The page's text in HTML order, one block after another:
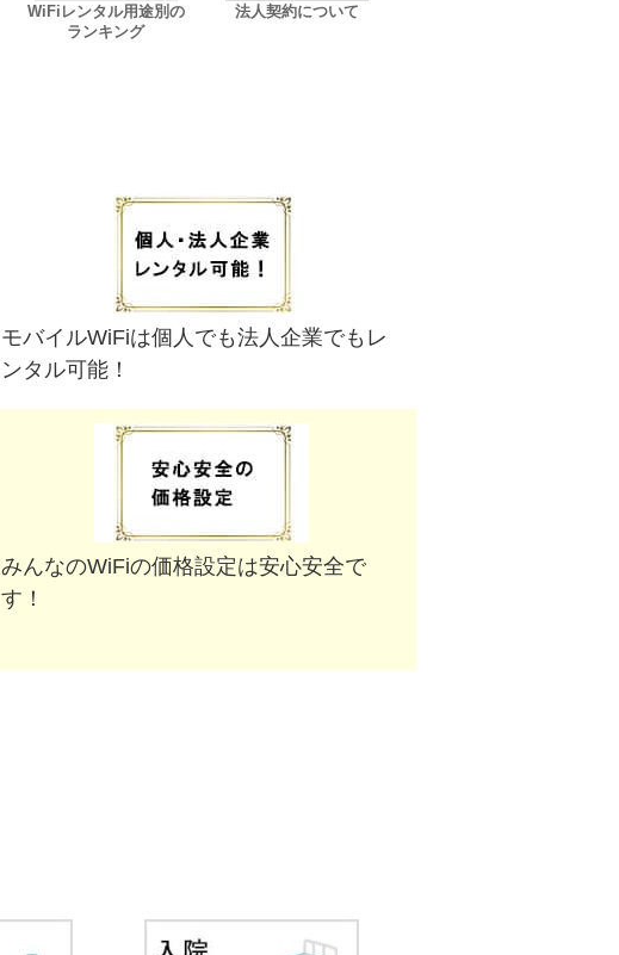
WiFiレンタル用途別の
ランキング
法人契約について
モバイルWiFiは個人でも法人企業でもレ
ンタル可能！
みんなのWiFiの価格設定は安心安全で
す！